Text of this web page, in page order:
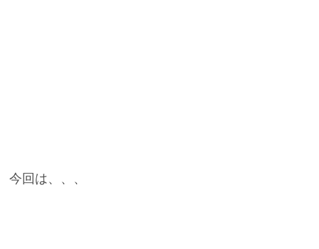
今回は、、、